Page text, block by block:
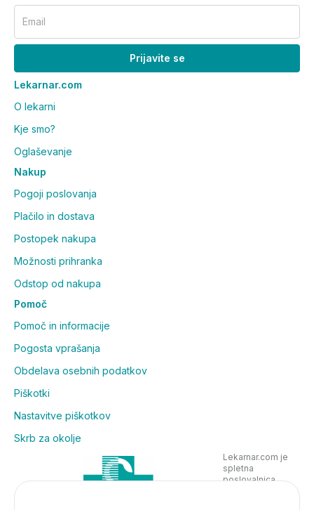
Email
Prijavite se
Lekarnar.com
O lekarni
Kje smo?
Oglaševanje
Nakup
Pogoji poslovanja
Plačilo in dostava
Postopek nakupa
Možnosti prihranka
Odstop od nakupa
Pomoč
Pomoč in informacije
Pogosta vprašanja
Obdelava osebnih podatkov
Piškotki
Nastavitve piškotkov
Skrb za okolje
Lekarnar.com je
spletna
poslovalnica